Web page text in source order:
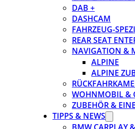
DAB +
DASHCAM
FAHRZEUG-
REAR SEAT
NAVIGATION &
ALPINE
ALPINE
WOHNMOBIL &
ZUBEHÖR &
TIPPS & NEWS